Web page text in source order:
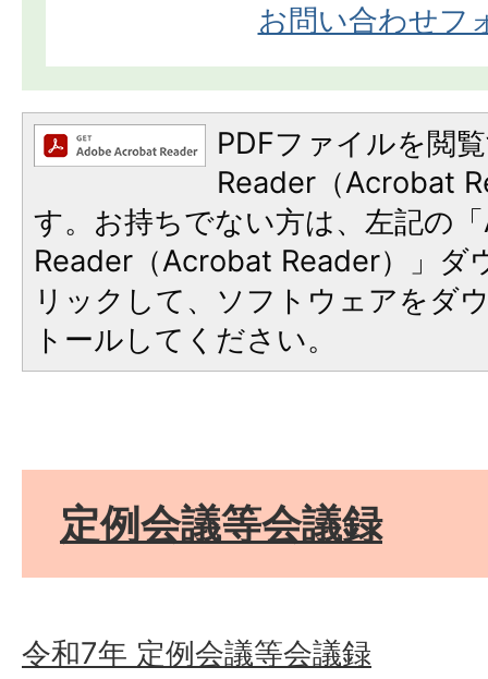
お問い合わせフ
PDFファイルを閲
Reader（Acrobat
す。お持ちでない方は、左記の
Reader（Acrobat Reader）」ダ
リックして、ソフトウェアをダ
トールしてください。
定例会議等会議録
令和7年 定例会議等会議録